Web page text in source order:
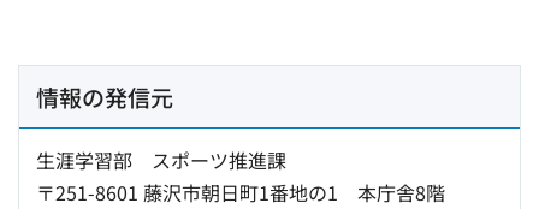
情報の発信元
生涯学習部 スポーツ推進課
〒251-8601 藤沢市朝日町1番地の1 本庁舎8階